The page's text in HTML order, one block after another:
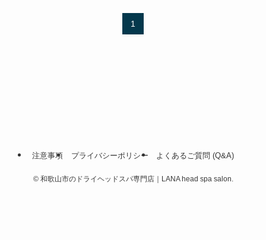
1
注意事項 プライバシーポリシー よくあるご質問 (Q&A)
©和歌山市のドライヘッドスパ専門店｜LANA head spa salon.